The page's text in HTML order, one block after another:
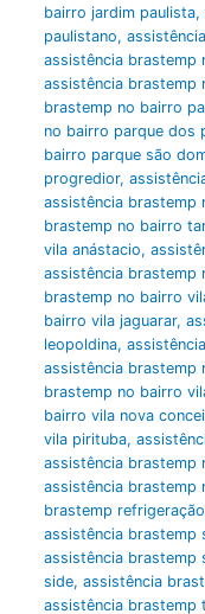
bairro jardim paulista,
paulistano,
assistência brastemp
assistência brastemp
brastemp no bairro
no bairro parque dos
bairro parque são
progredior,
assistência brastemp
brastemp no bairro
vila anástacio,
assistência brastemp
brastemp no bairro
bairro vila jaguarar,
leopoldina,
assistência brastemp
brastemp no bairro
bairro vila nova
vila pirituba,
assistência brastemp
assistência brastemp
brastemp refrigeração
assistência brastemp
assistência brastemp
side, assistência
assistência brastemp